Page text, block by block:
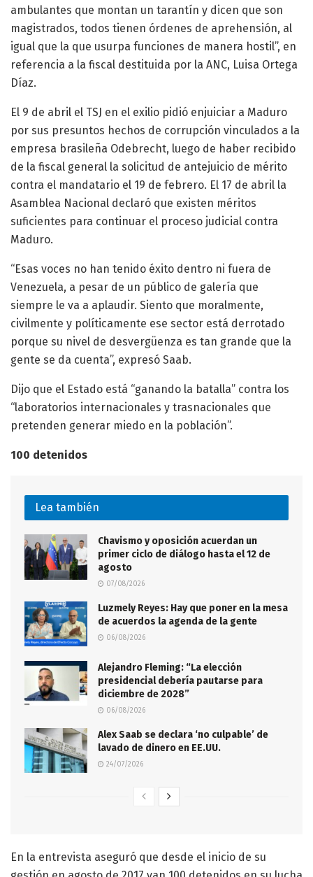
ambulantes que montan un tarantín y dicen que son
magistrados, todos tienen órdenes de aprehensión, al
igual que la que usurpa funciones de manera hostil”, en
referencia a la fiscal destituida por la ANC, Luisa Ortega
Díaz.
El 9 de abril el TSJ en el exilio pidió enjuiciar a Maduro
por sus presuntos hechos de corrupción vinculados a la
empresa brasileña Odebrecht, luego de haber recibido
de la fiscal general la solicitud de antejuicio de mérito
contra el mandatario el 19 de febrero. El 17 de abril la
Asamblea Nacional declaró que existen méritos
suficientes para continuar el proceso judicial contra
Maduro.
“Esas voces no han tenido éxito dentro ni fuera de
Venezuela, a pesar de un público de galería que
siempre le va a aplaudir. Siento que moralmente,
civilmente y políticamente ese sector está derrotado
porque su nivel de desvergüenza es tan grande que la
gente se da cuenta”, expresó Saab.
Dijo que el Estado está “ganando la batalla” contra los
“laboratorios internacionales y trasnacionales que
pretenden generar miedo en la población”.
100 detenidos
Lea también
Chavismo y oposición acuerdan un
primer ciclo de diálogo hasta el 12 de
agosto
07/08/2026
Luzmely Reyes: Hay que poner en la mesa
de acuerdos la agenda de la gente
06/08/2026
Alejandro Fleming: “La elección
presidencial debería pautarse para
diciembre de 2028”
06/08/2026
Alex Saab se declara ‘no culpable’ de
lavado de dinero en EE.UU.
24/07/2026
En la entrevista aseguró que desde el inicio de su